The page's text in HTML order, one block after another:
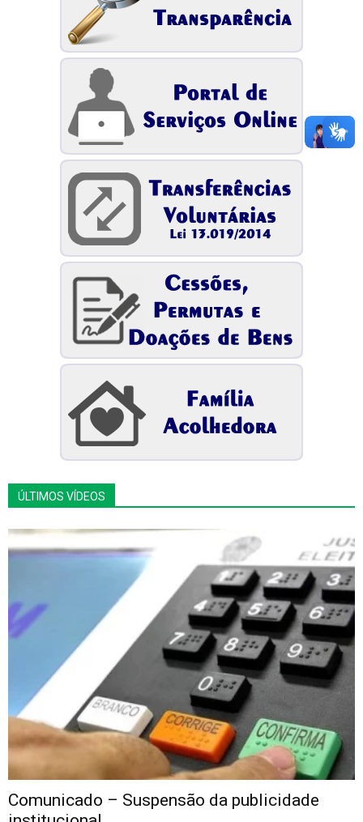
ÚLTIMOS VÍDEOS
Comunicado – Suspensão da publicidade